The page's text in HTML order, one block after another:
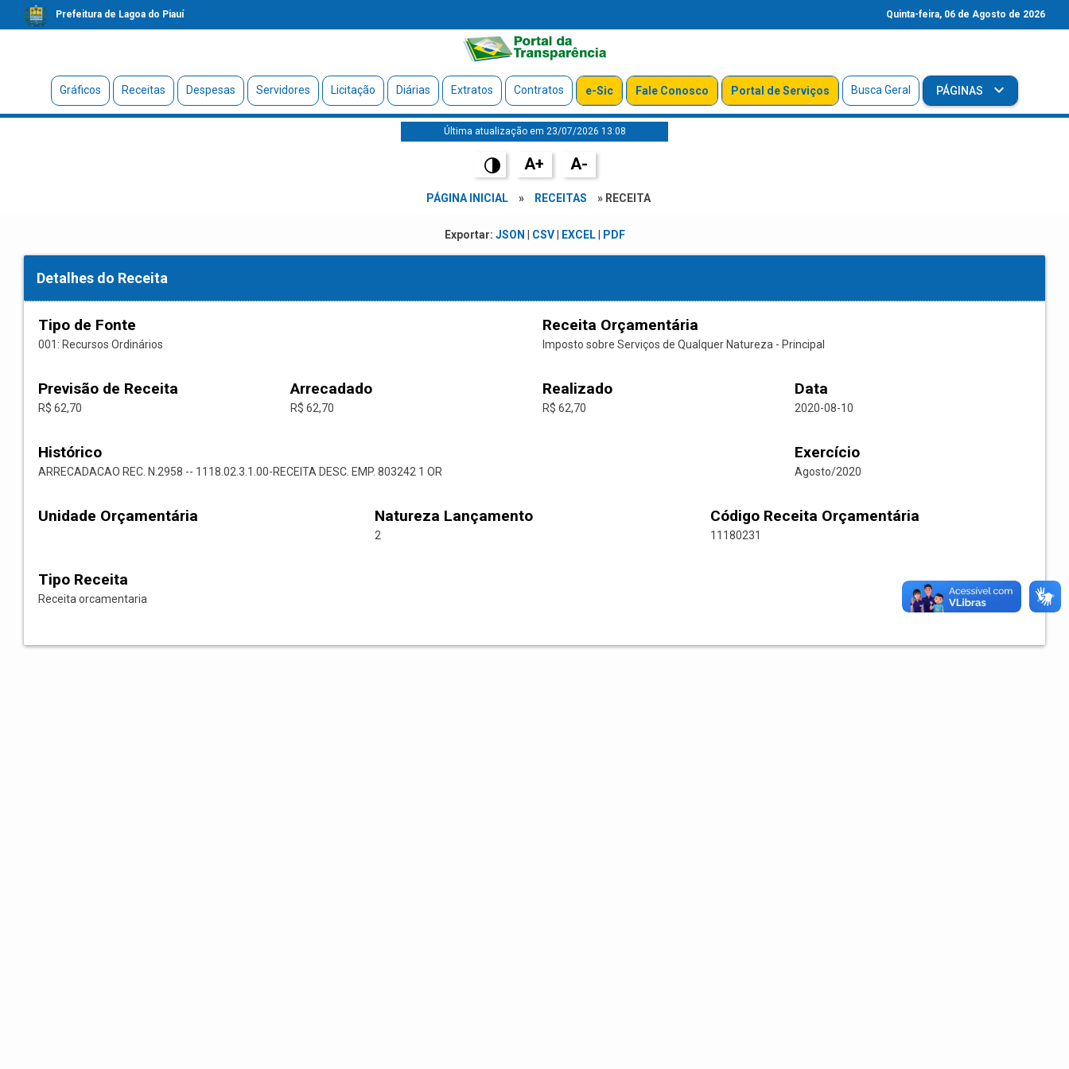
Prefeitura de Lagoa do Piauí Quinta-feira, 06 de Agosto de 2026
Gráficos Receitas Despesas Servidores Licitação Diárias Extratos Contratos e-Sic Fale Conosco Portal de Serviços Busca Geral PÁGINAS
Última atualização em 23/07/2026 13:08
A+ A-
PÁGINA INICIAL » RECEITAS » RECEITA
Exportar: JSON CSV| EXCEL| PDF
Detalhes do Receita
Tipo de Fonte
001: Recursos Ordinários
Receita Orçamentária
Imposto sobre Serviços de Qualquer Natureza - Principal
Previsão de Receita
R$ 62,70
Arrecadado
R$ 62,70
Realizado
R$ 62,70
Data
2020-08-10
Histórico
ARRECADACAO REC. N.2958 -- 1118.02.3.1.00-RECEITA DESC. EMP. 803242 1 OR
Exercício
Agosto/2020
Unidade Orçamentária Natureza Lançamento
2
Código Receita Orçamentária
11180231
Tipo Receita
Receita orcamentaria